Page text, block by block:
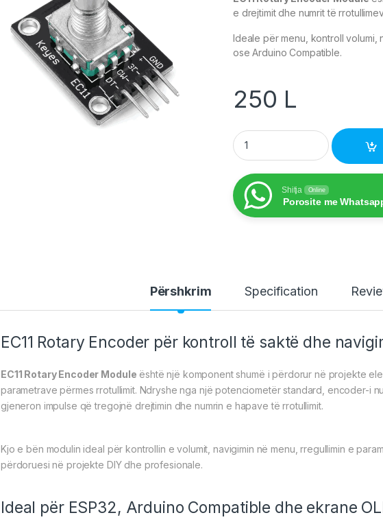
e drejtimit dhe numrit të
Ideale për menu, kontroll
ose Arduino Compatible.
250 L
Encoder Module for Arduino
Shitja Online
Porosite me
Përshkrim Specification
EC11 Rotary Encoder për kontroll të saktë dhe
EC11 Rotary Encoder Module është një komponent shumë i përdorur në projekte
parametrave përmes rrotullimit. Ndryshe nga një potenciometër standard, encoder-i
gjeneron impulse që tregojnë drejtimin dhe numrin e hapave të rrotullimit.
Kjo e bën modulin ideal për kontrollin e volumit, navigimin në menu, rregullimin e
përdoruesi në projekte DIY dhe profesionale.
Ideal për ESP32, Arduino Compatible dhe ekrane